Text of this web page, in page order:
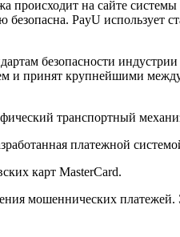
происходит на сайте
PayU использует
безопасности
и принят крупнейшими
транспортный
платежной
карт MasterCard.
мошеннических